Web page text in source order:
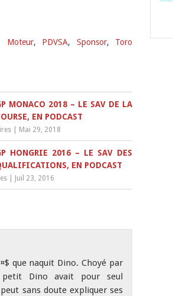
Moteur, PDVSA, Sponsor,
Toro
MONACO 2018 – LE SAV DE LA
EN PODCAST
Mai 29, 2018
HONGRIE 2016 – LE SAV DES
EN PODCAST
Juil 23, 2016
que naquit Dino. Choyé par
Dino avait pour seul
sans doute expliquer ses